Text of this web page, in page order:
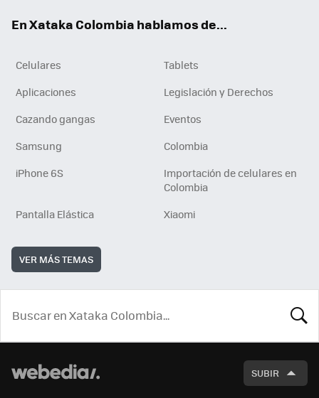
En Xataka Colombia hablamos de...
Celulares
Tablets
Aplicaciones
Legislación y Derechos
Cazando gangas
Eventos
Samsung
Colombia
iPhone 6S
Importación de celulares en
Colombia
Pantalla Elástica
Xiaomi
VER MÁS TEMAS
SUBIR